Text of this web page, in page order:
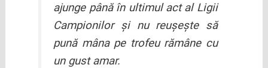
ajunge până în ultimul act al Ligii
Campionilor şi nu reuşeşte să
pună mâna pe trofeu rămâne cu
un gust amar.